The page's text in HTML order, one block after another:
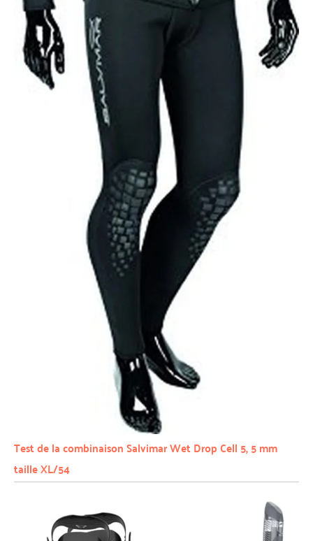
Test de la combinaison Salvimar Wet Drop Cell 5, 5 mm
taille XL/54